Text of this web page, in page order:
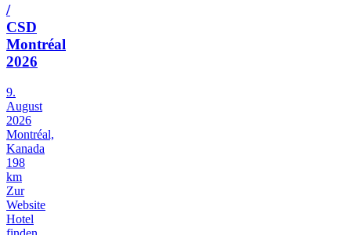
/
CSD
Montréal
2026
9.
August
2026
Montréal,
Kanada
198
km
Zur
Website
Hotel